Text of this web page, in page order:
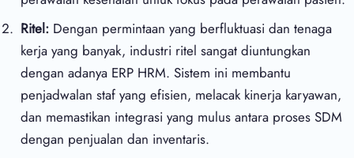
Ritel: Dengan permintaan yang berfluktuasi dan tenaga
kerja yang banyak, industri ritel sangat diuntungkan
dengan adanya ERP HRM. Sistem ini membantu
penjadwalan staf yang efisien, melacak kinerja karyawan,
dan memastikan integrasi yang mulus antara proses SDM
dengan penjualan dan inventaris.